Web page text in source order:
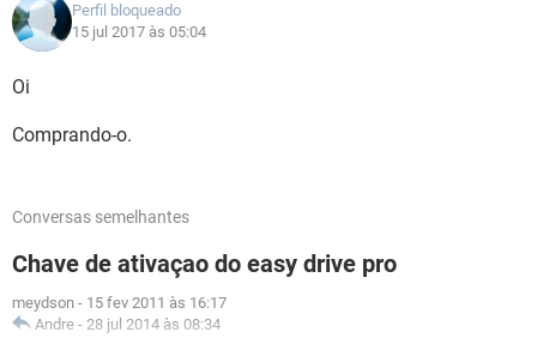
Perfil bloqueado
15 jul 2017 às 05:04
Oi
Comprando-o.
Conversas semelhantes
Chave de ativaçao do easy drive pro
meydson - 15 fev 2011 às 16:17
Andre - 28 jul 2014 às 08:34